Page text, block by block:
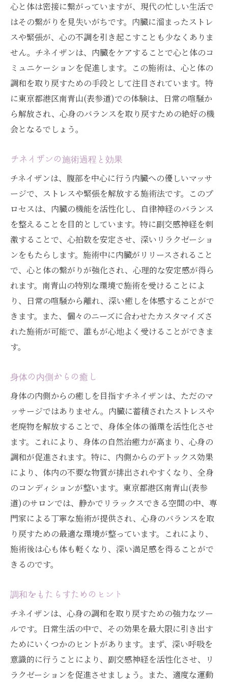
心と体は密接に繋がっていますが、現代の忙しい生活で
はその繋がりを見失いがちです。内臓に溜まったストレ
スや緊張が、心の不調を引き起こすことも少なくありま
せん。チネイザンは、内臓をケアすることで心と体のコ
ミュニケーションを促進します。この施術は、心と体の
調和を取り戻すための手段として注目されています。特
に東京都港区南青山(表参道)での体験は、日常の喧騒か
ら解放され、心身のバランスを取り戻すための絶好の機
会となるでしょう。
チネイザンの施術過程と効果
チネイザンは、腹部を中心に行う内臓への優しいマッサ
ージで、ストレスや緊張を解放する施術法です。このプ
ロセスは、内臓の機能を活性化し、自律神経のバランス
を整えることを目的としています。特に副交感神経を刺
激することで、心拍数を安定させ、深いリラクゼーショ
ンをもたらします。施術中に内臓がリリースされること
で、心と体の繋がりが強化され、心理的な安定感が得ら
れます。南青山の特別な環境で施術を受けることによ
り、日常の喧騒から離れ、深い癒しを体感することがで
きます。また、個々のニーズに合わせたカスタマイズさ
れた施術が可能で、誰もが心地よく受けることができま
す。
身体の内側からの癒し
身体の内側からの癒しを目指すチネイザンは、ただのマ
ッサージではありません。内臓に蓄積されたストレスや
老廃物を解放することで、身体全体の循環を活性化させ
ます。これにより、身体の自然治癒力が高まり、心身の
調和が促進されます。特に、内側からのデトックス効果
により、体内の不要な物質が排出されやすくなり、全身
のコンディションが整います。東京都港区南青山(表参
道)のサロンでは、静かでリラックスできる空間の中、専
門家による丁寧な施術が提供され、心身のバランスを取
り戻すための最適な環境が整っています。これにより、
施術後は心も体も軽くなり、深い満足感を得ることがで
きるのです。
調和をもたらすためのヒント
チネイザンは、心身の調和を取り戻すための強力なツー
ルです。日常生活の中で、その効果を最大限に引き出す
ためにいくつかのヒントがあります。まず、深い呼吸を
意識的に行うことにより、副交感神経を活性化させ、リ
ラクゼーションを促進させましょう。また、適度な運動